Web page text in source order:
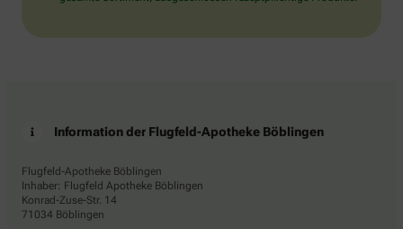
Information der Flugfeld-Apotheke Böblingen
Flugfeld-Apotheke Böblingen
Inhaber: Flugfeld Apotheke Böblingen
Konrad-Zuse-Str. 14
71034 Böblingen